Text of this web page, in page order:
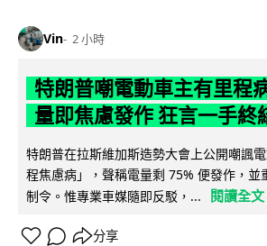
Vin 2 小時
特朗普嘲電動車主有里程
量即焦慮發作 狂言一手終
特朗普在拉斯維加斯造勢大會上公開嘲諷
程焦慮病」，聲稱電量剩 75% 便發作，並
制令。惟專業車媒隨即反駁，...
閱讀全文
分享